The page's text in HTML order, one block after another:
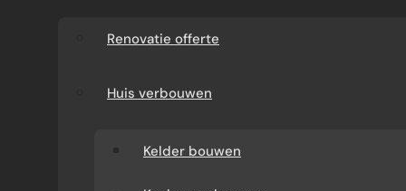
Renovatie offerte
Huis verbouwen
Kelder bouwen